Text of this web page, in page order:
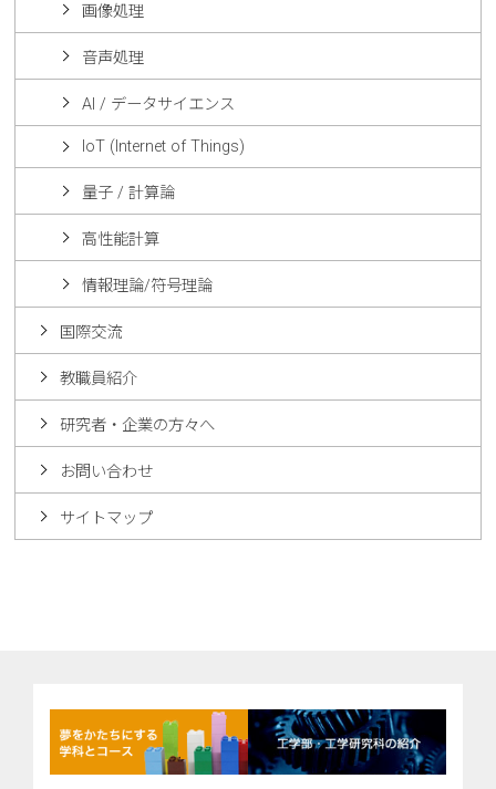
画像処理
音声処理
AI / データサイエンス
IoT (Internet of Things)
量子 / 計算論
高性能計算
情報理論/符号理論
国際交流
教職員紹介
研究者・企業の方々へ
お問い合わせ
サイトマップ